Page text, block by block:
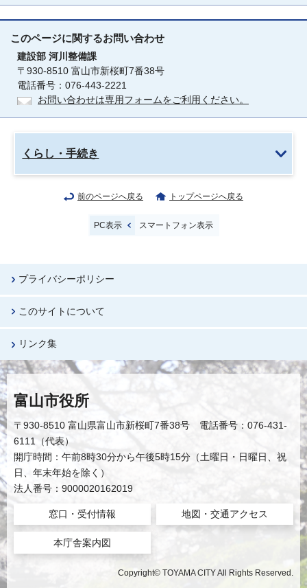
このページに関するお問い合わせ
建設部 河川整備課
〒930-8510 富山市新桜町7番38号
電話番号：076-443-2221
お問い合わせは専用フォームをご利用ください。
くらし・手続き
前のページへ戻る トップページへ戻る
PC表示 スマートフォン表示
プライバシーポリシー
このサイトについて
リンク集
富山市役所
〒930-8510 富山県富山市新桜町7番38号 電話番号：076-431-
6111（代表）
開庁時間：午前8時30分から午後5時15分（土曜日・日曜日、祝
日、年末年始を除く）
法人番号：9000020162019
窓口・受付情報 地図・交通アクセス
本庁舎案内図
Copyright© TOYAMA CITY All Rights Reserved.